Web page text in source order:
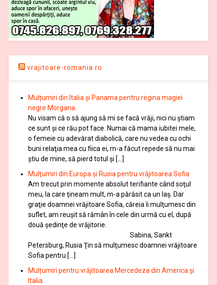
vrajitoare-romania.ro
Mulțumiri din Italia și Panama pentru regina magiei
negre Morgana
Nu visam că o să ajung să mi se facă vrăji, nici nu știam
ce sunt și ce rău pot face. Numai că mama iubitei mele,
o femeie cu adevărat diabolică, care nu vedea cu ochi
buni relaţia mea cu fiica ei, m-a făcut repede să nu mai
ştiu de mine, să pierd totul şi […]
Mulţumiri din Europa și Rusia pentru vrăjitoarea Sofia
Am trecut prin momente absolut terifiante când soţul
meu, la care ţineam mult, m-a părăsit ca un laş. Dar
graţie doamnei vrăjitoare Sofia, căreia îi mulţumesc din
suflet, am reuşit să rămân în cele din urmă cu el, după
două şedinţe de vrăjitorie.
Sabina, Sankt
Petersburg, Rusia Ţin să mulţumesc doamnei vrăjitoare
Sofia pentru […]
Mulțumiri pentru vrăjitoarea Mercedeza din America și
Italia